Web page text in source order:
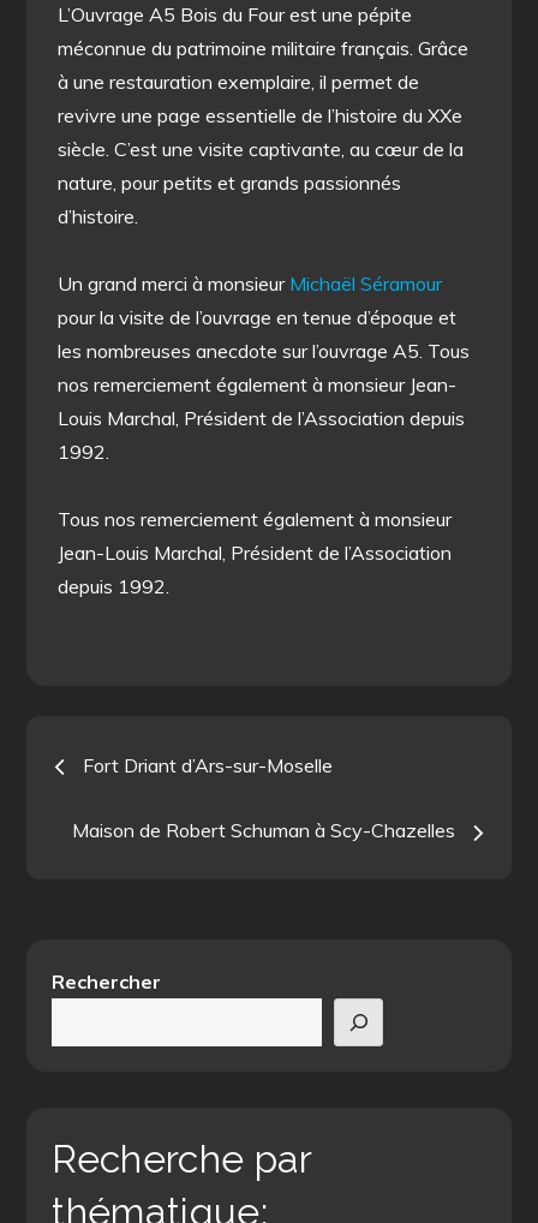
L’Ouvrage A5 Bois du Four est une pépite
méconnue du patrimoine militaire français. Grâce
à une restauration exemplaire, il permet de
revivre une page essentielle de l’histoire du XXe
siècle. C’est une visite captivante, au cœur de la
nature, pour petits et grands passionnés
d’histoire.
Un grand merci à monsieur Michaël Séramour
pour la visite de l’ouvrage en tenue d’époque et
les nombreuses anecdote sur l’ouvrage A5. Tous
nos remerciement également à monsieur Jean-
Louis Marchal, Président de l’Association depuis
1992.
Tous nos remerciement également à monsieur
Jean-Louis Marchal, Président de l’Association
depuis 1992.
Navigation
de
Fort Driant d’Ars-sur-Moselle
Maison de Robert Schuman à Scy-Chazelles
Rechercher
Recherche par
thématique: